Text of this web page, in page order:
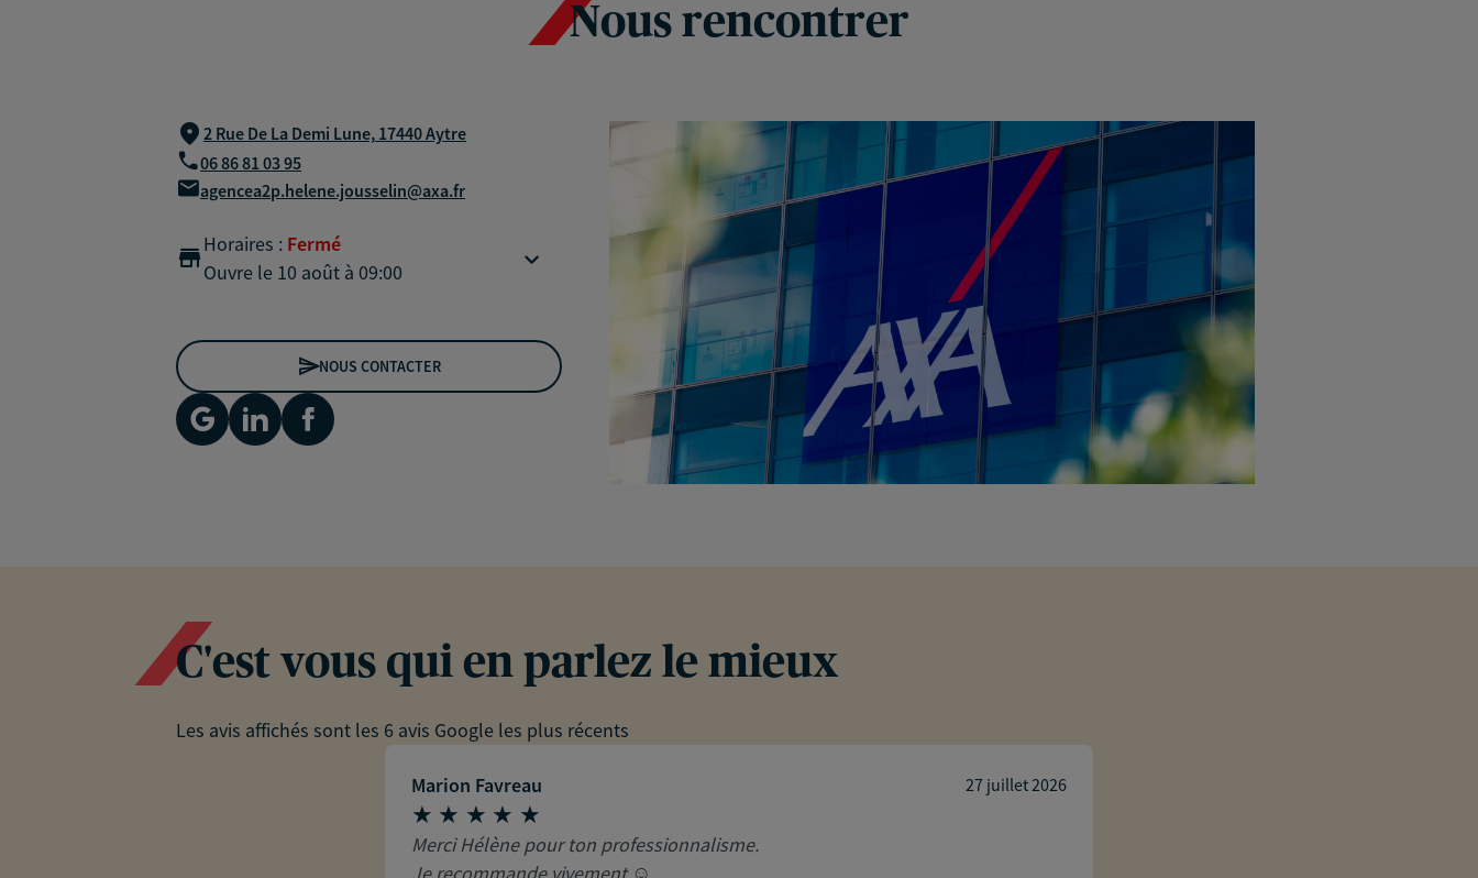
Nous rencontrer
2 Rue De La Demi Lune, 17440 Aytre
06 86 81 03 95
agencea2p.helene.jousselin@axa.fr
Horaires : Fermé
Ouvre le 10 août à 09:00
NOUS CONTACTER
C'est vous qui en parlez le mieux
Les avis affichés sont les 6 avis Google les plus récents
Marion Favreau 27 juillet 2026
Merci Hélène pour ton professionnalisme.